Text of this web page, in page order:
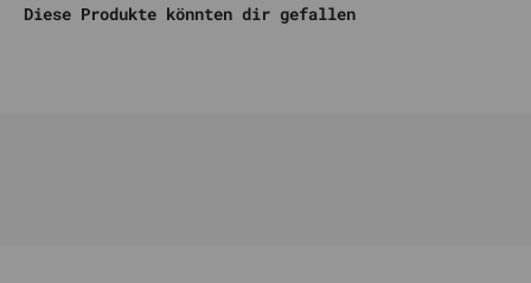
Diese Produkte könnten dir gefallen